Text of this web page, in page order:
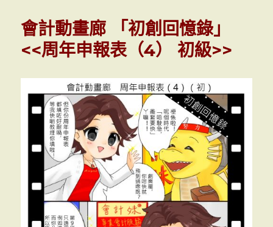
畫
廊
「外
<<
撞
>>
(一
年
慶
動
節
特
會計動畫廊 「初創回憶錄」
<<周年申報表（4） 初級>>